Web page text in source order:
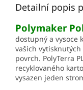
Detailní popis
Polymaker
dostupný a vysoce
vašich
povrch. PolyTerra
recyklovaného
vysazen jeden